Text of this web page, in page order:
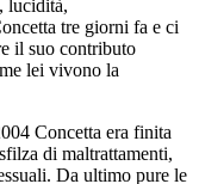
lucidità,
tre giorni fa e ci
il suo contributo
lei vivono la
Concetta era finita
di maltrattamenti,
Da ultimo pure le